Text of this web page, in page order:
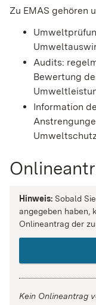
Zu EMAS gehören
Audits:
Bewertung
Information
Hinweis: Sobald
angegeben haben,
Onlineantrag der
Kein Onlineantrag